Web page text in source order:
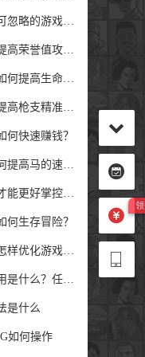
的游戏攻略！
值攻略技巧！
生命值和耐力？
枪支精准度？
何快速赚钱？
的速度和耐力？
好掌控游戏？
何生存冒险？
化游戏能力？
？任务如何完成
是什么
如何操作